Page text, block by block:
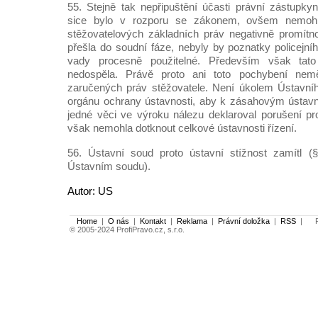
55. Stejně tak nepřipuštění účasti právní
sice bylo v rozporu se zákonem, ovšem
stěžovatelových základních práv negativně
přešla do soudní fáze, nebyly by poznatky
vady procesně použitelné. Především však
nedospěla. Právě proto ani toto pochybení
zaručených práv stěžovatele. Není úkolem
orgánu ochrany ústavnosti, aby k zásahovým
jedné věci ve výroku nálezu deklaroval porušení
však nemohla dotknout celkové ústavnosti řízení.
56. Ústavní soud proto ústavní stížnost zamítl
Ústavním soudu).
Autor: US
Home | O nás | Kontakt | Reklama | Právní doložka | RSS |
© 2005-2024 ProfiPravo.cz, s.r.o.